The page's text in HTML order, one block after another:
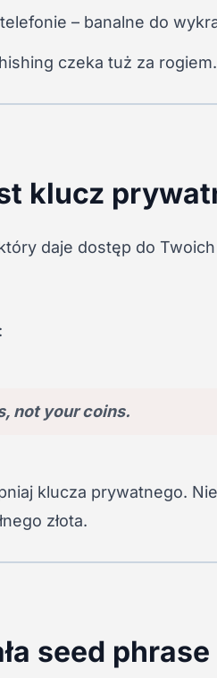
– banalne do
czeka tuż za rogiem.
klucz
daje dostęp do
not your coins.
klucza prywatnego.
złota.
seed